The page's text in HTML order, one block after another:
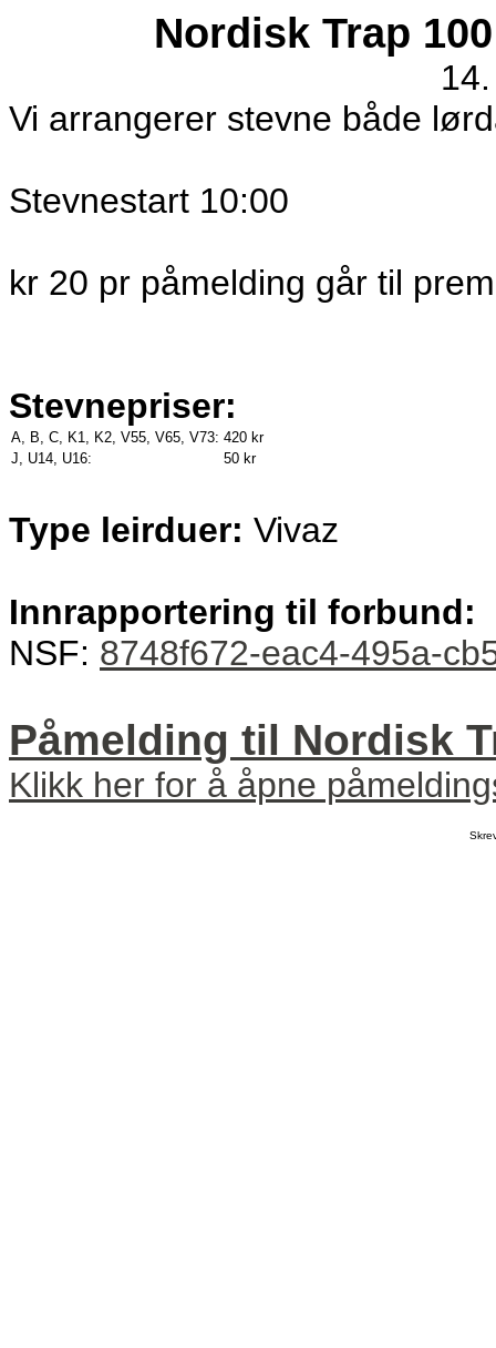
Nordisk Trap
Vi arrangerer stevne både
Stevnestart 10:00
kr 20 pr påmelding går til
Stevnepriser:
A, B, C, K1, K2, V55, V65, V73: 420 kr
J, U14, U16:
50 kr
Type leirduer: Vivaz
Innrapportering til forbund:
NSF: 8748f672-eac4-495a-
Påmelding til Nordisk
Klikk her for å åpne